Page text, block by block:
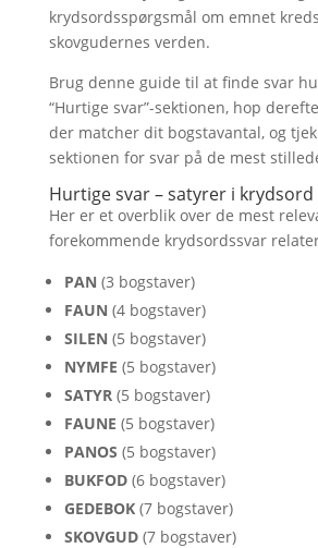
krydsordsspørgsmål om emnet
skovgudernes verden.
Brug denne guide til at finde svar
“Hurtige svar”-sektionen, hop
der matcher dit bogstavantal, og
sektionen for svar på de mest
Hurtige svar – satyrer i krydsord
Her er et overblik over de mest
forekommende krydsordssvar
PAN (3 bogstaver)
FAUN (4 bogstaver)
SILEN (5 bogstaver)
NYMFE (5 bogstaver)
SATYR(5 bogstaver)
FAUNE (5 bogstaver)
PANOS (5 bogstaver)
BUKFOD(6 bogstaver)
GEDEBOK(7 bogstaver)
SKOVGUD(7 bogstaver)